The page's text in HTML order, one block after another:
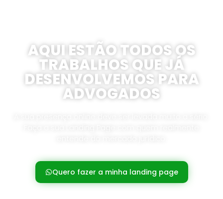
AQUI ESTÃO TODOS OS
TRABALHOS QUE JÁ
DESENVOLVEMOS PARA
ADVOGADOS
Quero fazer a minha landing page